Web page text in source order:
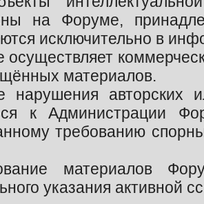
на Форуме,
исключительно в
материалов.
нарушения авторских
к Администрации
требованию
материалов
указания активной